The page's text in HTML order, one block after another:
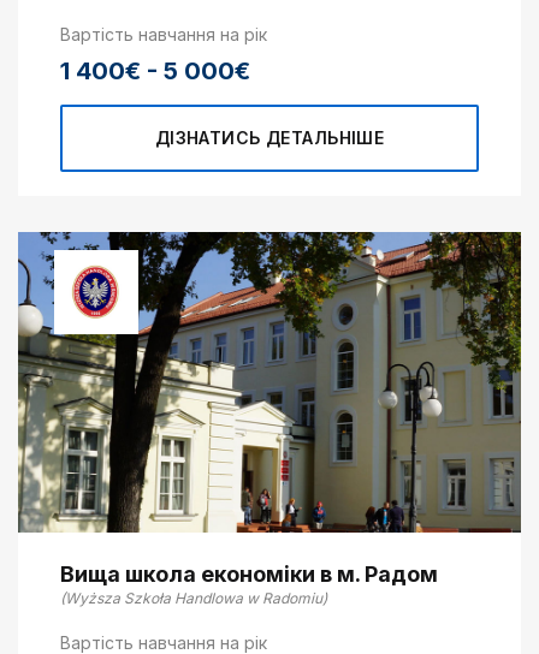
Вартість навчання на рік
1 400€ - 5 000€
ДІЗНАТИСЬ ДЕТАЛЬНІШЕ
Вища школа економіки в м. Радом
(Wyższa Szkoła Handlowa w Radomiu)
Вартість навчання на рік